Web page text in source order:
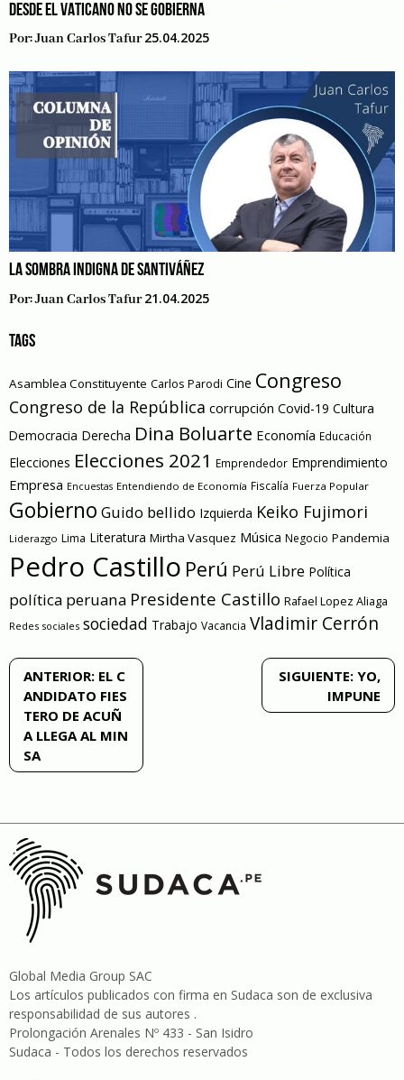
DESDE EL VATICANO NO SE GOBIERNA
Por:Juan Carlos Tafur 25.04.2025
LA SOMBRA INDIGNA DE SANTIVÁÑEZ
Por:Juan Carlos Tafur 21.04.2025
TAGS
Asamblea Constituyente Carlos Parodi Cine Congreso
Congreso de la República corrupción Covid-19 Cultura
Democracia Derecha Dina Boluarte Economía Educación
Elecciones Elecciones 2021 Emprendedor Emprendimiento
Empresa Encuestas Entendiendo de Economía Fiscalía Fuerza Popular
Gobierno Guido bellido Izquierda Keiko Fujimori
Liderazgo Lima Literatura Mirtha Vasquez Música Negocio Pandemia
Pedro Castillo Perú Perú Libre Política
política peruana Presidente Castillo Rafael Lopez Aliaga
Redes sociales sociedad Trabajo Vacancia Vladimir Cerrón
Navegación
de
entradas
ANTERIOR: EL C
ANDIDATO FIES
TERO DE ACUÑ
A LLEGA AL MIN
SA
SIGUIENTE: YO,
IMPUNE
Global Media Group SAC
Los artículos publicados con firma en Sudaca son de exclusiva
responsabilidad de sus autores .
Prolongación Arenales Nº 433 - San Isidro
Sudaca - Todos los derechos reservados